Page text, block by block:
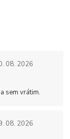
08. 2026
sem vrátim.
08. 2026